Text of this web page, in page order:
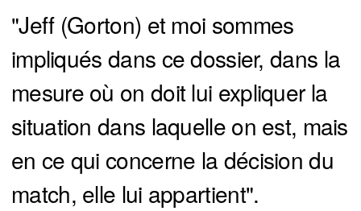
"Jeff (Gorton) et moi sommes
impliqués dans ce dossier, dans la
mesure où on doit lui expliquer la
situation dans laquelle on est, mais
en ce qui concerne la décision du
match, elle lui appartient".